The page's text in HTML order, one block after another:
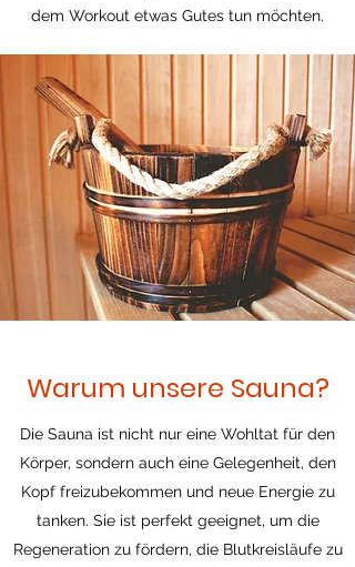
dem Workout etwas Gutes tun möchten.
Warum unsere Sauna?
Die Sauna ist nicht nur eine Wohltat für den
Körper, sondern auch eine Gelegenheit, den
Kopf freizubekommen und neue Energie zu
tanken. Sie ist perfekt geeignet, um die
Regeneration zu fördern, die Blutkreisläufe zu